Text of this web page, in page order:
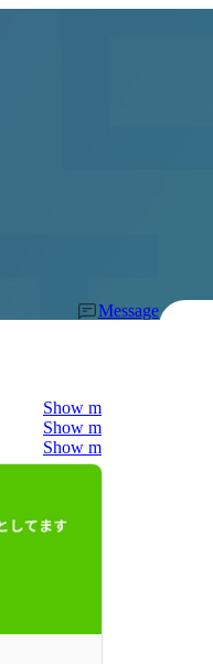
Message
Show more
Show more
Show more